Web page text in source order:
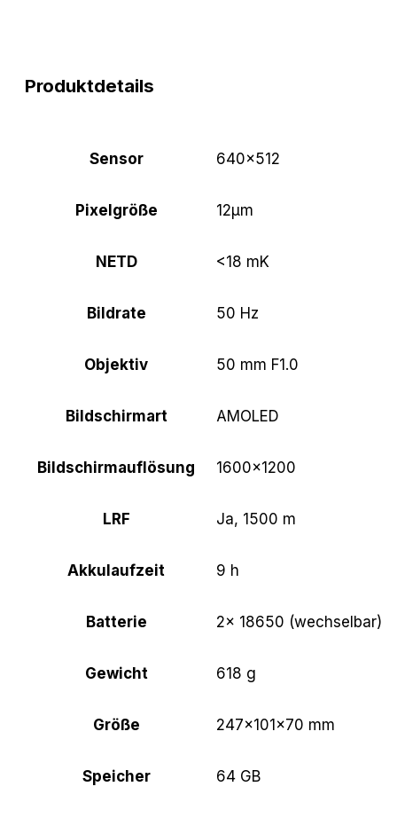
Produktdetails
Sensor 640×512
Pixelgröße 12μm
NETD <18 mK
Bildrate 50 Hz
Objektiv 50 mm F1.0
Bildschirmart AMOLED
Bildschirmauflösung 1600×1200
LRF Ja, 1500 m
Akkulaufzeit 9 h
Batterie 2× 18650 (wechselbar)
Gewicht 618 g
Größe 247×101×70 mm
Speicher 64 GB